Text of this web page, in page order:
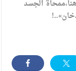
الجسد